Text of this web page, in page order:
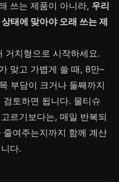
쓰는 제품이 아니라, 우리
태에 맞아야 오래 쓰는 제
거치형으로 시작하세요.
맞고 가볍게 쓸 때, 8만–
부담이 크거나 둘째까지
토하면 됩니다. 물티슈
르기보다는, 매일 반복되
여주는지까지 함께 계산
다.